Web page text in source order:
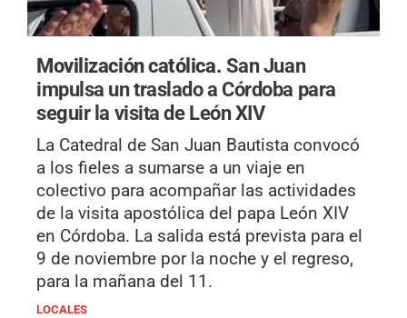
Movilización católica. San Juan
impulsa un traslado a Córdoba para
seguir la visita de León XIV
La Catedral de San Juan Bautista convocó
a los fieles a sumarse a un viaje en
colectivo para acompañar las actividades
de la visita apostólica del papa León XIV
en Córdoba. La salida está prevista para el
9 de noviembre por la noche y el regreso,
para la mañana del 11.
LOCALES